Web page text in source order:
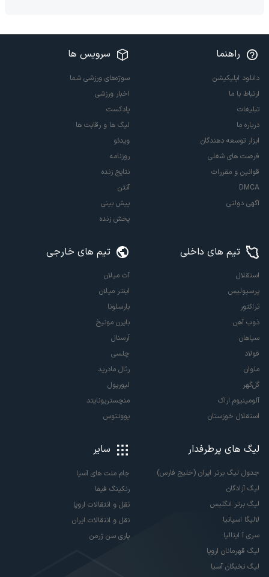
راهنما
دانلود اپلیکیشن
ارتباط با ما
تبلیغات
درباره ما
ابزار توسعه دهندگان
فرصت های شغلی
قوانین و مقررات
DMCA
آگهی دولتی
سرویس ها
سوژه‌های ورزشی شما
اخبار ورزشی
پادکست
لیگ ها و رقابت ها
ویدئو
روزنامه
نتایج زنده
آنتن
پیش بینی
پخش زنده
تیم های داخلی
استقلال
پرسپولیس
تراکتور
ذوب آهن
سپاهان
فولاد
ملوان
گل‌گهر
آلومینیوم اراک
استقلال خوزستان
تیم های خارجی
آث میلان
اینتر میلان
بارسلونا
بایرن مونیخ
آرسنال
چلسی
رئال مادرید
لیورپول
منچستریونایتد
یوونتوس
لیگ های پرطرفدار
جدول لیگ برتر ایران (خلیج فارس)
لیگ آزادگان
لیگ برتر انگلیس
لالیگا اسپانیا
سری آ ایتالیا
لیگ قهرمانان اروپا
لیگ نخبگان آسیا
سایر
جام ملت های آسیا
رنکینگ فیفا
نقل و انتقالات اروپا
نقل و انتقالات ایران
پاری سن ژرمن